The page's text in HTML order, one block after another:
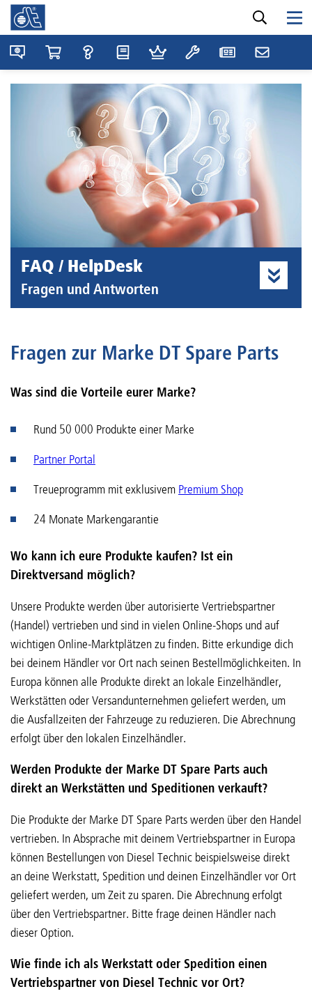
FAQ / HelpDesk
Fragen und Antworten
Fragen zur Marke DT Spare Parts
Was sind die Vorteile eurer Marke?
Rund 50 000 Produkte einer Marke
Partner Portal
Treueprogramm mit exklusivem Premium Shop
24 Monate Markengarantie
Wo kann ich eure Produkte kaufen? Ist ein
Direktversand möglich?
Unsere Produkte werden über autorisierte Vertriebspartner
(Handel) vertrieben und sind in vielen Online-Shops und auf
wichtigen Online-Marktplätzen zu finden. Bitte erkundige dich
bei deinem Händler vor Ort nach seinen Bestellmöglichkeiten. In
Europa können alle Produkte direkt an lokale Einzelhändler,
Werkstätten oder Versandunternehmen geliefert werden, um
die Ausfallzeiten der Fahrzeuge zu reduzieren. Die Abrechnung
erfolgt über den lokalen Einzelhändler.
Werden Produkte der Marke DT Spare Parts auch
direkt an Werkstätten und Speditionen verkauft?
Die Produkte der Marke DT Spare Parts werden über den Handel
vertrieben. In Absprache mit deinem Vertriebspartner in Europa
können Bestellungen von Diesel Technic beispielsweise direkt
an deine Werkstatt, Spedition und deinen Einzelhändler vor Ort
geliefert werden, um Zeit zu sparen. Die Abrechnung erfolgt
über den Vertriebspartner. Bitte frage deinen Händler nach
dieser Option.
Wie finde ich als Werkstatt oder Spedition einen
Vertriebspartner von Diesel Technic vor Ort?